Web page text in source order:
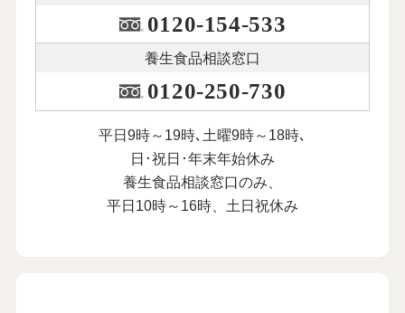
0120-154-533
養生食品相談窓口
0120-250-730
平日9時～19時､土曜9時～18時､
日･祝日･年末年始休み
養生食品相談窓口のみ、
平日10時～16時、土日祝休み